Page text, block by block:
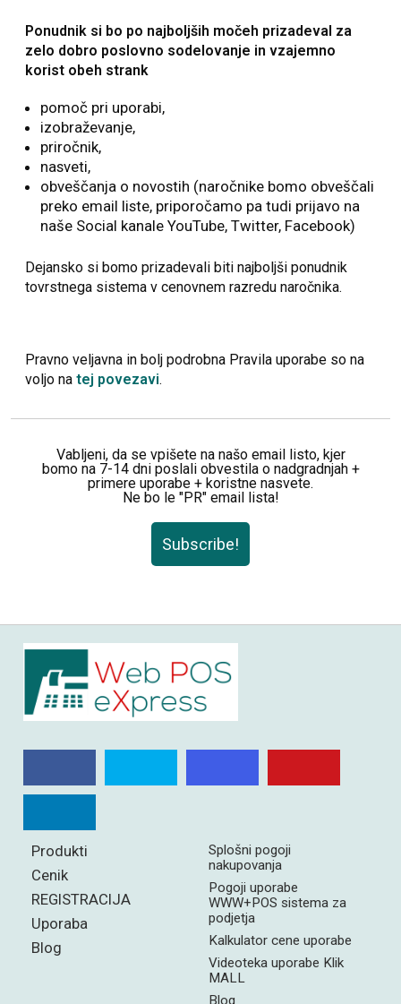
Ponudnik si bo po najboljših močeh prizadeval za
zelo dobro poslovno sodelovanje in vzajemno
korist obeh strank
pomoč pri uporabi,
izobraževanje,
priročnik,
nasveti,
obveščanja o novostih (naročnike bomo obveščali
preko email liste, priporočamo pa tudi prijavo na
naše Social kanale YouTube, Twitter, Facebook)
Dejansko si bomo prizadevali biti najboljši ponudnik
tovrstnega sistema v cenovnem razredu naročnika.
Pravno veljavna in bolj podrobna Pravila uporabe so na
voljo na tej povezavi.
Vabljeni, da se vpišete na našo email listo, kjer
bomo na 7-14 dni poslali obvestila o nadgradnjah +
primere uporabe + koristne nasvete.
Ne bo le "PR" email lista!
Subscribe!
Produkti
Cenik
REGISTRACIJA
Uporaba
Blog
Splošni pogoji
nakupovanja
Pogoji uporabe
WWW+POS sistema za
podjetja
Kalkulator cene uporabe
Videoteka uporabe Klik
MALL
Blog